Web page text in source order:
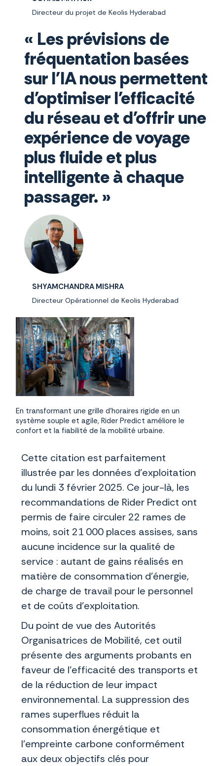
Directeur du projet de Keolis Hyderabad
SHYAMCHANDRA MISHRA
Directeur Opérationnel de Keolis Hyderabad
« Les prévisions de
fréquentation basées
sur l'IA nous permettent
d'optimiser l'efficacité
du réseau et d'offrir une
expérience de voyage
plus fluide et plus
intelligente à chaque
passager. »
En transformant une grille d’horaires rigide en un
système souple et agile, Rider Predict améliore le
confort et la fiabilité de la mobilité urbaine.
Cette citation est parfaitement
illustrée par les données d’exploitation
du lundi 3 février 2025. Ce jour-là, les
recommandations de Rider Predict ont
permis de faire circuler 22 rames de
moins, soit 21 000 places assises, sans
aucune incidence sur la qualité de
service : autant de gains réalisés en
matière de consommation d’énergie,
de charge de travail pour le personnel
et de coûts d’exploitation.
Du point de vue des Autorités
Organisatrices de Mobilité, cet outil
présente des arguments probants en
faveur de l’efficacité des transports et
de la réduction de leur impact
environnemental. La suppression des
rames superflues réduit la
consommation énergétique et
l’empreinte carbone conformément
aux deux objectifs clés pour